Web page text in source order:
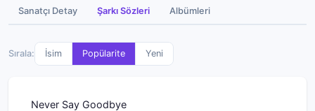
Sanatçı Detay Şarkı Sözleri Albümleri
Sırala: İsim Popülarite Yeni
Never Say Goodbye